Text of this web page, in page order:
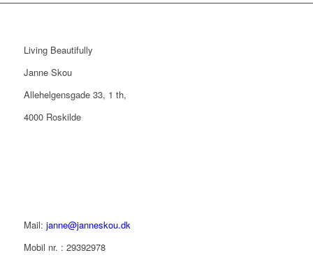
Living Beautifully
Janne Skou
Allehelgensgade 33, 1 th,
4000 Roskilde
Mail: janne@janneskou.dk
Mobil nr. : 29392978